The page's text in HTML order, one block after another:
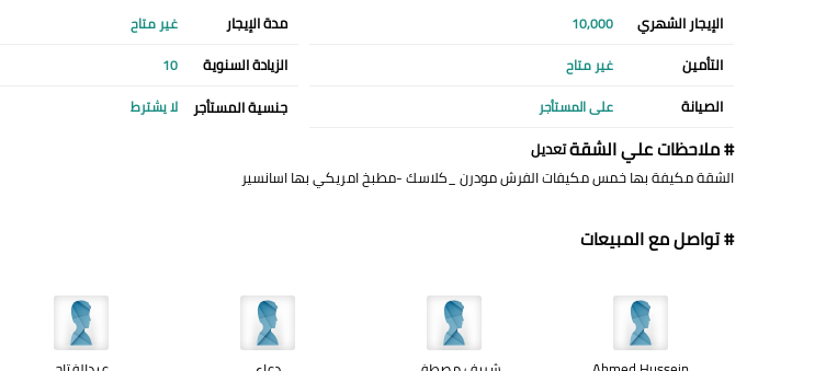
الإيجار الشهري 10,000 مدة الإيجار غير متاح
التأمين غير متاح الزيادة السنوية 10
الصيانة على المستأجر جنسية المستأجر لا يشترط
# ملاحظات علي الشقةتعديل
الشقة مكيفة بها خمس مكيفات الفرش مودرن _كلاسك -مطبخ امريكي بها اسانسير
# تواصل مع المبيعات